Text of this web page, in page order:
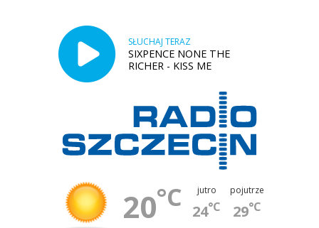
SŁUCHAJ TERAZ
SIXPENCE NONE THE
RICHER - KISS ME
20°C jutro
24°C
pojutrze
29°C